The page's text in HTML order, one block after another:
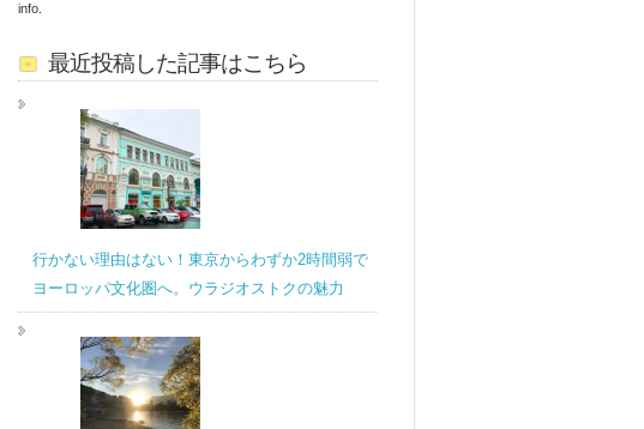
info.
最近投稿した記事はこちら
行かない理由はない！東京からわずか2時間弱で
ヨーロッパ文化圏へ。ウラジオストクの魅力